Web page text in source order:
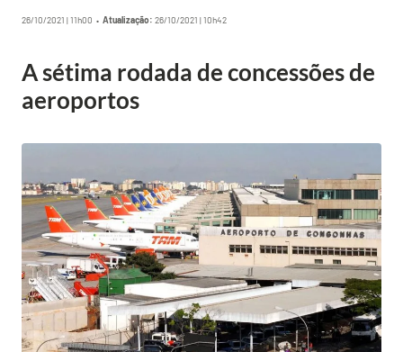
26/10/2021 | 11h00 • Atualização: 26/10/2021 | 10h42
A sétima rodada de concessões de
aeroportos